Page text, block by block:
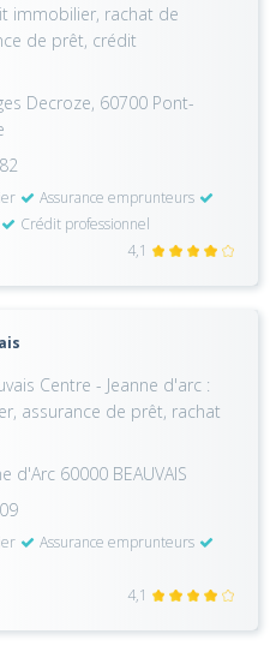
immobilier, rachat de
de prêt, crédit
Decroze, 60700 Pont-
Assurance emprunteurs
Crédit professionnel
4,1
Centre - Jeanne d'arc :
assurance de prêt, rachat
d'Arc 60000 BEAUVAIS
Assurance emprunteurs
4,1